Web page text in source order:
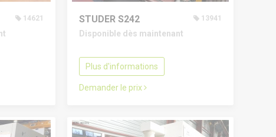
14621 STUDER S242 13941
Disponible dès maintenant
Plus d'informations
Demander le prix